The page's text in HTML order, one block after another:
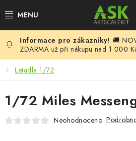
na
BLOG
SUMMER DAYS
WARHAMMER
ASK PRODUKTY
🚚
ZDARMA už při nákupu nad 1 000
Letadla 1/72
1/72 Miles
Neohodnoceno